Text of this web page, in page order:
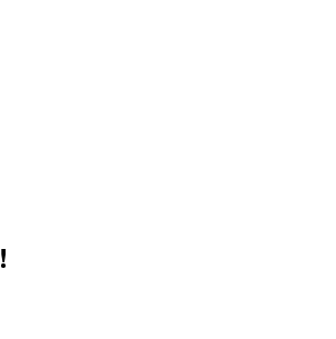
العفو في اللحظة الأخيرة!